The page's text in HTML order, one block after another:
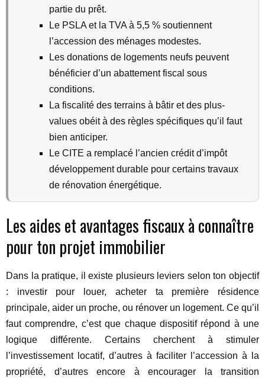
partie du prêt.
Le PSLA et la TVA à 5,5 % soutiennent
l’accession des ménages modestes.
Les donations de logements neufs peuvent
bénéficier d’un abattement fiscal sous
conditions.
La fiscalité des terrains à bâtir et des plus-
values obéit à des règles spécifiques qu’il faut
bien anticiper.
Le CITE a remplacé l’ancien crédit d’impôt
développement durable pour certains travaux
de rénovation énergétique.
Les aides et avantages fiscaux à connaître
pour ton projet immobilier
Dans la pratique, il existe plusieurs leviers selon ton objectif
: investir pour louer, acheter ta première résidence
principale, aider un proche, ou rénover un logement. Ce qu’il
faut comprendre, c’est que chaque dispositif répond à une
logique différente. Certains cherchent à stimuler
l’investissement locatif, d’autres à faciliter l’accession à la
propriété, d’autres encore à encourager la transition